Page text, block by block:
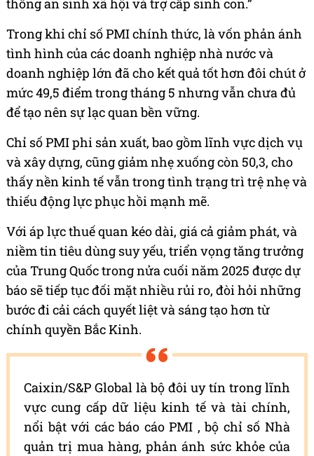
thống an sinh xã hội và trợ cấp sinh con.”
Trong khi chỉ số PMI chính thức, là vốn phản ánh
tình hình của các doanh nghiệp nhà nước và
doanh nghiệp lớn đã cho kết quả tốt hơn đôi chút ở
mức 49,5 điểm trong tháng 5 nhưng vẫn chưa đủ
để tạo nên sự lạc quan bền vững.
Chỉ số PMI phi sản xuất, bao gồm lĩnh vực dịch vụ
và xây dựng, cũng giảm nhẹ xuống còn 50,3, cho
thấy nền kinh tế vẫn trong tình trạng trì trệ nhẹ và
thiếu động lực phục hồi mạnh mẽ.
Với áp lực thuế quan kéo dài, giá cả giảm phát, và
niềm tin tiêu dùng suy yếu, triển vọng tăng trưởng
của Trung Quốc trong nửa cuối năm 2025 được dự
báo sẽ tiếp tục đối mặt nhiều rủi ro, đòi hỏi những
bước đi cải cách quyết liệt và sáng tạo hơn từ
chính quyền Bắc Kinh.
Caixin/S&P Global là bộ đôi uy tín trong lĩnh
vực cung cấp dữ liệu kinh tế và tài chính,
nổi bật với các báo cáo PMI , bộ chỉ số Nhà
quản trị mua hàng, phản ánh sức khỏe của